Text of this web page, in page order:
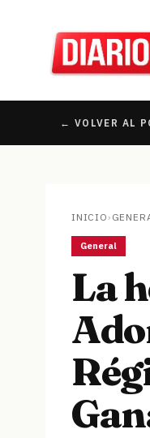
← VOLVER AL
INICIO›
General
La